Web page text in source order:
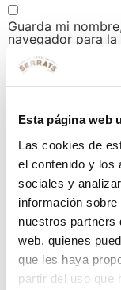
Esta página web
Las cookies de
el contenido y los
sociales y
información
nuestros partners
web, quienes
que les haya
partir del uso que
Guarda mi
navegador para
con